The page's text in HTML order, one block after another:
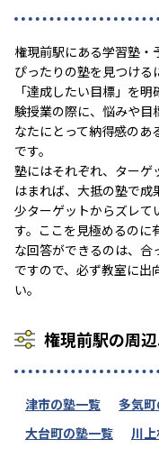
権現前駅にある学習塾・
ぴったりの塾を見つけ
「達成したい目標」を
験授業の際に、悩みや目
なたにとって納得感の
です。
塾にはそれぞれ、ターゲ
はまれば、大抵の塾で
少ターゲットからズレて
す。ここを見極めるのに
な回答ができるのは、合
ですので、必ず教室に出
い。
権現前駅の周
津市の塾一覧 多気
大台町の塾一覧
川